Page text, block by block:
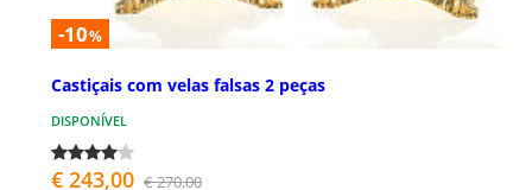
-10%
Castiçais com velas falsas 2 peças
DISPONÍVEL
€ 243,00 € 270,00